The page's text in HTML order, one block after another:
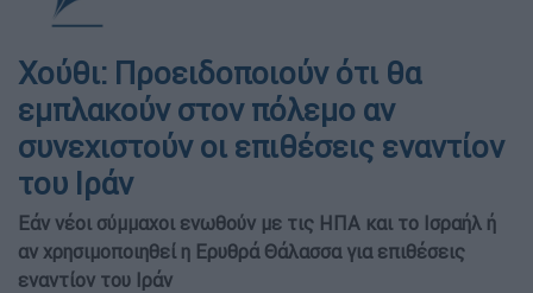
Χούθι: Προειδοποιούν ότι θα
εμπλακούν στον πόλεμο αν
συνεχιστούν οι επιθέσεις εναντίον
του Ιράν
Eάν νέοι σύμμαχοι ενωθούν με τις ΗΠΑ και το Ισραήλ ή
αν χρησιμοποιηθεί η Ερυθρά Θάλασσα για επιθέσεις
εναντίον του Ιράν